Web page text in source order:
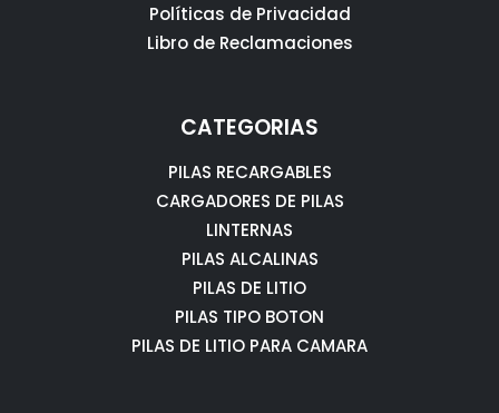
Políticas de Privacidad
Libro de Reclamaciones
CATEGORIAS
PILAS RECARGABLES
CARGADORES DE PILAS
LINTERNAS
PILAS ALCALINAS
PILAS DE LITIO
PILAS TIPO BOTON
PILAS DE LITIO PARA CAMARA